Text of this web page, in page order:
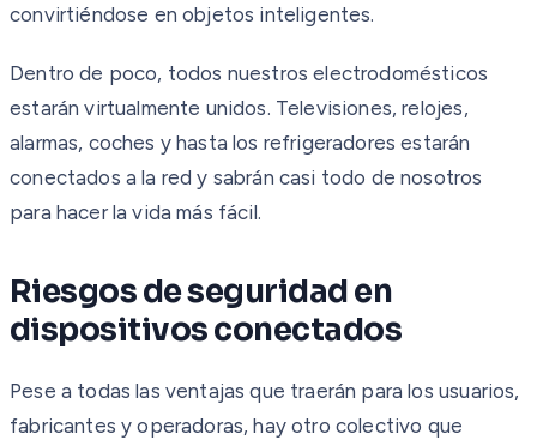
convirtiéndose en objetos inteligentes.
Dentro de poco, todos nuestros electrodomésticos
estarán virtualmente unidos. Televisiones, relojes,
alarmas, coches y hasta los refrigeradores estarán
conectados a la red y sabrán casi todo de nosotros
para hacer la vida más fácil.
Riesgos de seguridad en
dispositivos conectados
Pese a todas las ventajas que traerán para los usuarios,
fabricantes y operadoras, hay otro colectivo que